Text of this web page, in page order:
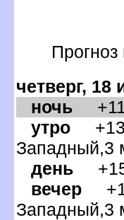
четверг, 18
ночь
утро
Западный,3
день
ечер
Западный,3